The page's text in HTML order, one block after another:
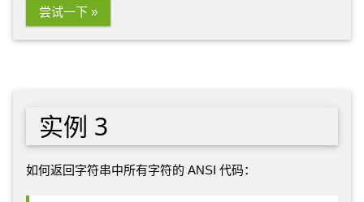
尝试一下 »
实例 3
如何返回字符串中所有字符的 ANSI 代码：